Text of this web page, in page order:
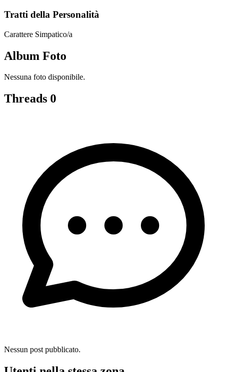
Tratti della Personalità
Carattere Simpatico/a
Album Foto
Nessuna foto disponibile.
Threads 0
Nessun post pubblicato.